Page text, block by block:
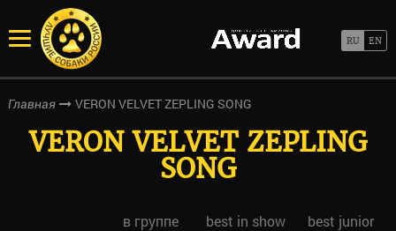
Главная VERON VELVET ZEPLING SONG
VERON VELVET ZEPLING
SONG
в группе best in show
best junior